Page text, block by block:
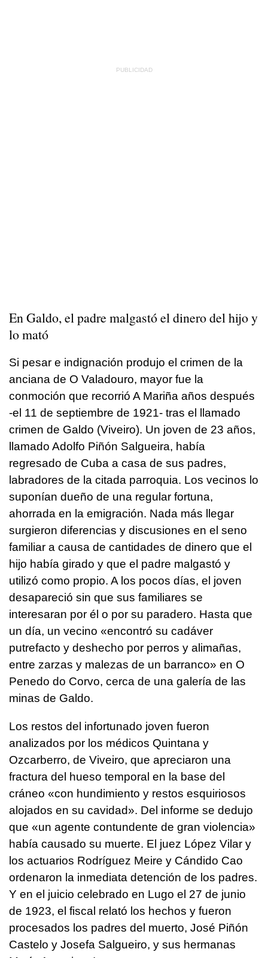
En Galdo, el padre malgastó el dinero del hijo y
lo mató
Si pesar e indignación produjo el crimen de la
anciana de O Valadouro, mayor fue la
conmoción que recorrió A Mariña años después
-el 11 de septiembre de 1921- tras el llamado
crimen de Galdo (Viveiro). Un joven de 23 años,
llamado Adolfo Piñón Salgueira, había
regresado de Cuba a casa de sus padres,
labradores de la citada parroquia. Los vecinos lo
suponían dueño de una regular fortuna,
ahorrada en la emigración. Nada más llegar
surgieron diferencias y discusiones en el seno
familiar a causa de cantidades de dinero que el
hijo había girado y que el padre malgastó y
utilizó como propio. A los pocos días, el joven
desapareció sin que sus familiares se
interesaran por él o por su paradero. Hasta que
un día, un vecino «encontró su cadáver
putrefacto y deshecho por perros y alimañas,
entre zarzas y malezas de un barranco» en O
Penedo do Corvo, cerca de una galería de las
minas de Galdo.
Los restos del infortunado joven fueron
analizados por los médicos Quintana y
Ozcarberro, de Viveiro, que apreciaron una
fractura del hueso temporal en la base del
cráneo «con hundimiento y restos esquiriosos
alojados en su cavidad». Del informe se dedujo
que «un agente contundente de gran violencia»
había causado su muerte. El juez López Vilar y
los actuarios Rodríguez Meire y Cándido Cao
ordenaron la inmediata detención de los padres.
Y en el juicio celebrado en Lugo el 27 de junio
de 1923, el fiscal relató los hechos y fueron
procesados los padres del muerto, José Piñón
Castelo y Josefa Salgueiro, y sus hermanas